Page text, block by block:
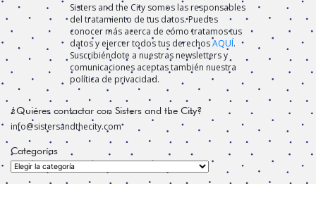
Sisters and the City somos las responsables
del tratamiento de tus datos. Puedes
conocer más acerca de cómo tratamos tus
datos y ejercer todos tus derechosAQUÍ.
Suscribiéndote a nuestras newsletters y
comunicaciones aceptas también nuestra
política de privacidad.
¿Quiéres contactar con Sisters and the City?
info@sistersandthecity.com
Categorías
Categorías